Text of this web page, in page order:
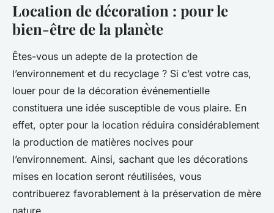
Location de décoration : pour le
bien-être de la planète
Êtes-vous un adepte de la protection de
l’environnement et du recyclage ? Si c’est votre cas,
louer pour de la décoration événementielle
constituera une idée susceptible de vous plaire. En
effet, opter pour la location réduira considérablement
la production de matières nocives pour
l’environnement. Ainsi, sachant que les décorations
mises en location seront réutilisées, vous
contribuerez favorablement à la préservation de mère